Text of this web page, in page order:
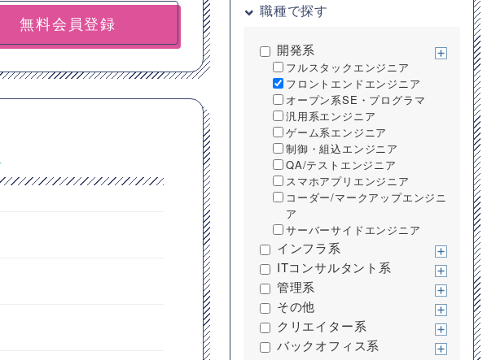
無料会員登録
職種で探す
開発系
フルスタックエンジニア
フロントエンドエンジニア
オープン系SE・プログラマ
汎用系エンジニア
ゲーム系エンジニア
制御・組込エンジニア
QA/テストエンジニア
スマホアプリエンジニア
コーダー/マークアップエンジニ
ア
サーバーサイドエンジニア
インフラ系
ITコンサルタント系
管理系
その他
クリエイター系
バックオフィス系